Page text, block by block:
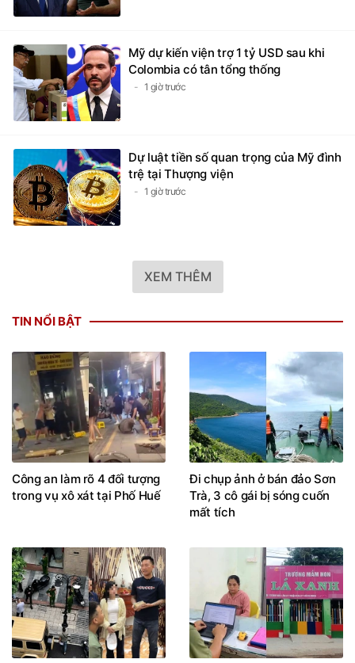
Mỹ dự kiến viện trợ 1 tỷ USD sau khi
Colombia có tân tổng thống
1 giờ trước
Dự luật tiền số quan trọng của Mỹ đình
trệ tại Thượng viện
1 giờ trước
XEM THÊM
TIN NỔI BẬT
Công an làm rõ 4 đối tượng
trong vụ xô xát tại Phố Huế
Đi chụp ảnh ở bán đảo Sơn
Trà, 3 cô gái bị sóng cuốn
mất tích